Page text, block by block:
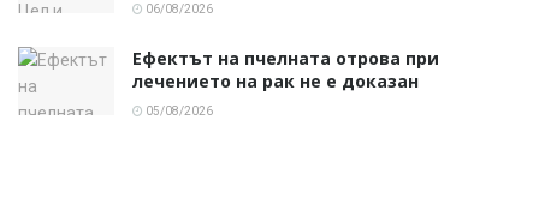
06/08/2026
Ефектът на пчелната отрова при
лечението на рак не е доказан
05/08/2026